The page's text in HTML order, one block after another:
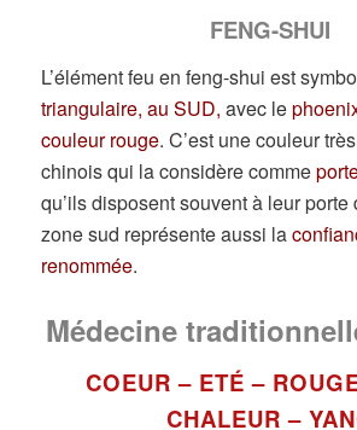
FENG-SHUI
L’élément feu en feng-shui est
triangulaire, au SUD, avec le
couleur rouge. C’est une couleur
chinois qui la considère comme
qu’ils disposent souvent à leur
zone sud représente aussi la
renommée.
Médecine
COEUR – ETÉ –
CHALEUR –